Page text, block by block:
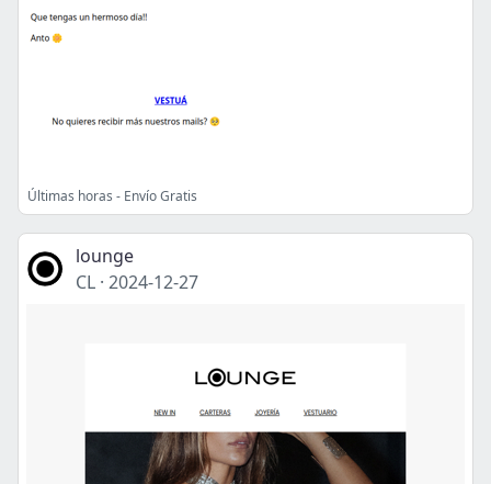
Últimas horas - Envío Gratis
lounge
CL · 2024-12-27